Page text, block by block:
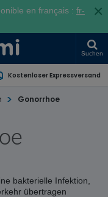
en français : fr-
×
Suchen
Kostenloser Expressversand
Gonorrhoe
bakterielle Infektion,
übertragen